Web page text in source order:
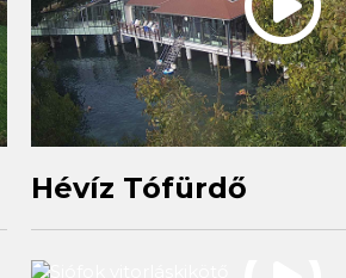
Hévíz Tófürdő